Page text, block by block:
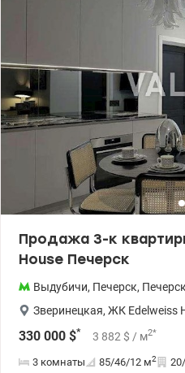
противопожарная система).
Продажа 3-к
House Печерск
Выдубичи, Печерск,
Зверинецкая, ЖК Edelweiss
330 000 $* 3 882 $ / м2*
3 комнаты 85/46/12 м2